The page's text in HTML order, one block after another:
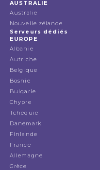
AUSTRALIE
Australie
Nouvelle zélande
Serveurs dédiés
EUROPE
Albanie
Autriche
Belgique
Bosnie
Bulgarie
Chypre
Tchéquie
Danemark
Finlande
France
Allemagne
Grèce